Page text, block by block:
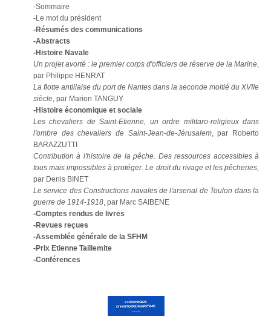
-Sommaire
-Le mot du président
-Résumés des communications
-Abstracts
-Histoire Navale
Un projet avorté : le premier corps d'officiers de réserve de la Marine,
par Philippe HENRAT
La flotte antillaise du port de Nantes dans la seconde moitié du XVIIe
siècle, par Marion TANGUY
-Histoire économique et sociale
Les chevaliers de Saint-Etienne, un ordre militaro-religieux dans
l'ombre des chevaliers de Saint-Jean-de-Jérusalem, par Roberto
BARAZZUTTI
Contribution à l'histoire de la pêche. Des ressources accessibles à
tous mais impossibles à protéger. Le droit du rivage et les pêcheries,
par Denis BINET
Le service des Constructions navales de l'arsenal de Toulon dans la
guerre de 1914-1918, par Marc SAIBENE
-Comptes rendus de livres
-Revues reçues
-Assemblée générale de la SFHM
-Prix Etienne Taillemite
-Conférences